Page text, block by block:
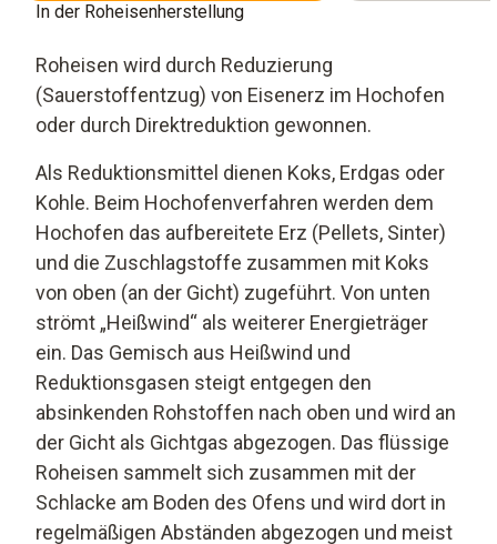
In der Roheisenherstellung
Roheisen wird durch Reduzierung
(Sauerstoffentzug) von Eisenerz im Hochofen
oder durch Direktreduktion gewonnen.
Als Reduktionsmittel dienen Koks, Erdgas oder
Kohle. Beim Hochofenverfahren werden dem
Hochofen das aufbereitete Erz (Pellets, Sinter)
und die Zuschlagstoffe zusammen mit Koks
von oben (an der Gicht) zugeführt. Von unten
strömt „Heißwind“ als weiterer Energieträger
ein. Das Gemisch aus Heißwind und
Reduktionsgasen steigt entgegen den
absinkenden Rohstoffen nach oben und wird an
der Gicht als Gichtgas abgezogen. Das flüssige
Roheisen sammelt sich zusammen mit der
Schlacke am Boden des Ofens und wird dort in
regelmäßigen Abständen abgezogen und meist